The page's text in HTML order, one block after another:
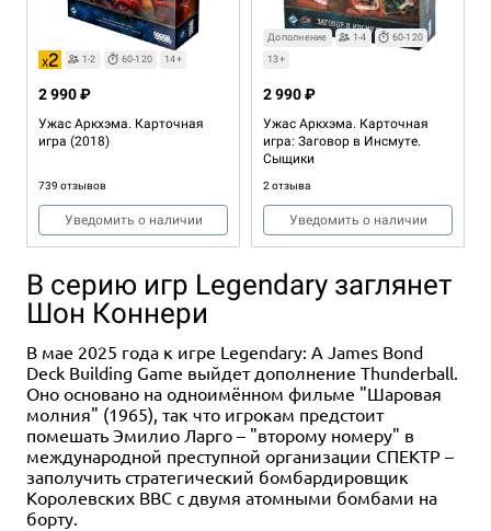
1-2 60-120 14+
Ужас Аркхэма. Карточная
игра (2018)
739 отзывов
2 990 ₽
Уведомить о наличии
Дополнение 1-4
60-120
13+
Ужас Аркхэма. Карточная
игра: Заговор в Инсмуте.
Сыщики
2 отзыва
2 990 ₽
Уведомить о наличии
Дополнение
1-4
60-120
13+
Ужас Аркхэма. Карточная
игра: Заговор в Инсмуте.
4 990 ₽
В серию игр Legendary заглянет
Шон Коннери
В мае 2025 года к игре Legendary: A James Bond
Deck Building Game выйдет дополнение Thunderball.
Оно основано на одноимённом фильме "Шаровая
молния" (1965), так что игрокам предстоит
помешать Эмилио Ларго – "второму номеру" в
международной преступной организации СПЕКТР –
заполучить стратегический бомбардировщик
Королевских ВВС с двумя атомными бомбами на
борту.